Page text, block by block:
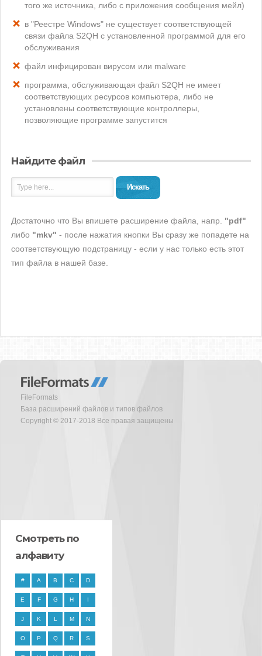
того же источника, либо с приложения сообщения мейл)
в "Реестре Windows" не существует соответствующей
связи файла S2QH с установленной программой для его
обслуживания
файл инфицирован вирусом или malware
программа, обслуживающая файл S2QH не имеет
соответствующих ресурсов компьютера, либо не
установлены соответствующие контроллеры,
позволяющие программе запустится
Найдите файл
Искать
Достаточно что Вы впишете расширение файла, напр. "pdf"
либо "mkv" - после нажатия кнопки Вы сразу же попадете на
соответствующую подстраницу - если у нас только есть этот
тип файла в нашей базе.
FileFormats
База расширений файлов и типов файлов
Copyright © 2017-2018 Все правая защищены
Смотреть по
алфавиту
# A B C D
E F G H I
J K L M N
O P Q R S